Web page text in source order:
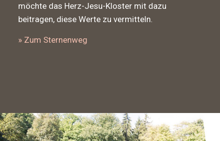
möchte das Herz-Jesu-Kloster mit dazu
beitragen, diese Werte zu vermitteln.
» Zum Sternenweg